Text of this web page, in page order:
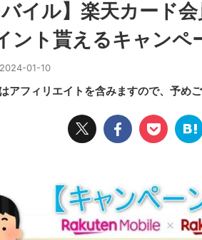
バイル】楽天カード
ント貰えるキャンペ
2024-01-10
アフィリエイトを含みますので、予めご